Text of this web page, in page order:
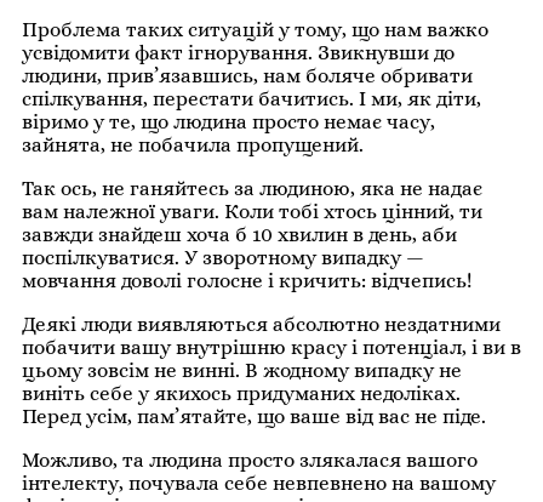
Проблема таких ситуацій у тому, що нам важко
усвідомити факт ігнорування. Звикнувши до
людини, прив’язавшись, нам боляче обривати
спілкування, перестати бачитись. І ми, як діти,
віримо у те, що людина просто немає часу,
зайнята, не побачила пропущений.
Так ось, не ганяйтесь за людиною, яка не надає
вам належної уваги. Коли тобі хтось цінний, ти
завжди знайдеш хоча б 10 хвилин в день, аби
поспілкуватися. У зворотному випадку —
мовчання доволі голосне і кричить: відчепись!
Деякі люди виявляються абсолютно нездатними
побачити вашу внутрішню красу і потенціал, і ви в
цьому зовсім не винні. В жодному випадку не
виніть себе у якихось придуманих недоліках.
Перед усім, пам’ятайте, що ваше від вас не піде.
Можливо, та людина просто злякалася вашого
інтелекту, почувала себе невпевнено на вашому